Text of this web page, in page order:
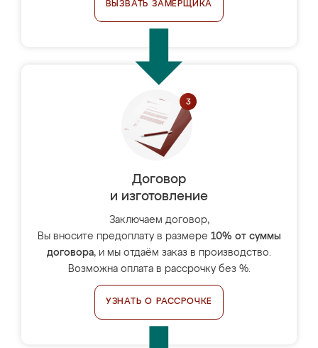
ВЫЗВАТЬ ЗАМЕРЩИКА
Договор
и изготовление
Заключаем договор,
Вы вносите предоплату в размере 10% от суммы
договора, и мы отдаём заказ в производство.
Возможна оплата в рассрочку без %.
УЗНАТЬ О РАССРОЧКЕ